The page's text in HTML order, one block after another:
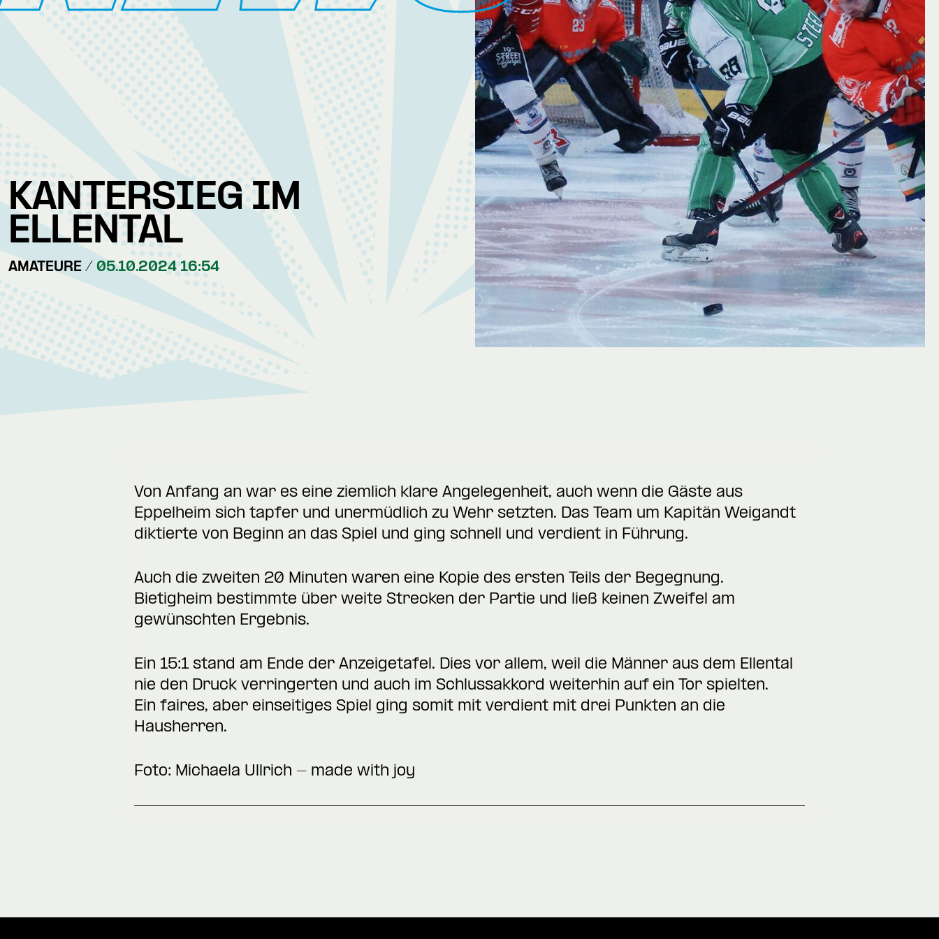
KANTERSIEG IM
ELLENTAL
AMATEURE / 05.10.2024 16:54
Von Anfang an war es eine ziemlich klare Angelegenheit, auch wenn die Gäste aus
Eppelheim sich tapfer und unermüdlich zu Wehr setzten. Das Team um Kapitän Weigandt
diktierte von Beginn an das Spiel und ging schnell und verdient in Führung.
Auch die zweiten 20 Minuten waren eine Kopie des ersten Teils der Begegnung.
Bietigheim bestimmte über weite Strecken der Partie und ließ keinen Zweifel am
gewünschten Ergebnis.
Ein 15:1 stand am Ende der Anzeigetafel. Dies vor allem, weil die Männer aus dem Ellental
nie den Druck verringerten und auch im Schlussakkord weiterhin auf ein Tor spielten.
Ein faires, aber einseitiges Spiel ging somit mit verdient mit drei Punkten an die
Hausherren.
Foto: Michaela Ullrich - made with joy